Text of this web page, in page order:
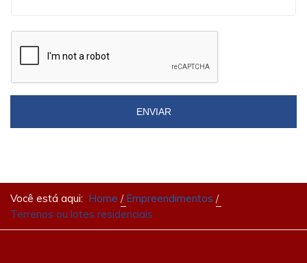
ENVIAR
Você está aqui: Home
Empreendimentos
Terrenos ou lotes residenciais